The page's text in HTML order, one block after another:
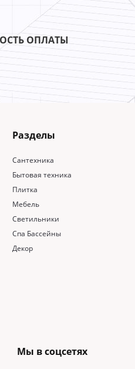
ОПЛАТЫ
Разделы
Сантехника
Бытовая техника
Плитка
Мебель
Светильники
Спа Бассейны
Декор
Мы в соцсетях